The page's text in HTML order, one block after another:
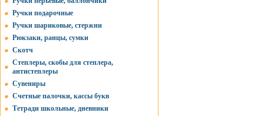
Ручки подарочные
Ручки шариковые, стержни
Рюкзаки, ранцы, сумки
Скотч
Степлеры, скобы для степлера,
антистеплеры
Сувениры
Счетные палочки, кассы букв
Тетради школьные, дневники